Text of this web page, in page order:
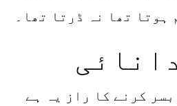
ہوتا تھا نہ ڈرتا تھا۔
کرنے کا راز یہ ہے